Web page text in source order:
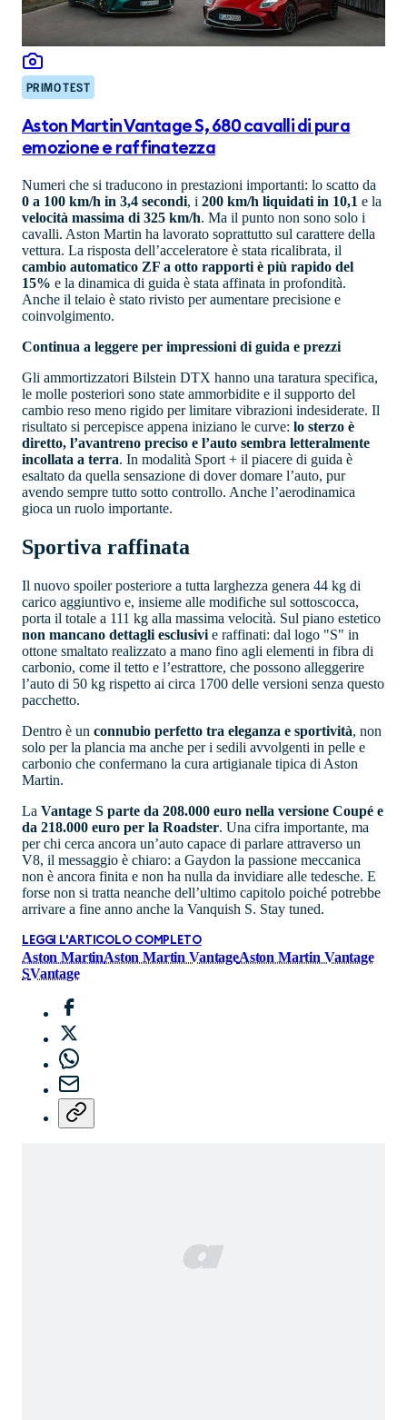
PRIMO TEST
Aston Martin Vantage S, 680 cavalli di pura
emozione e raffinatezza
Numeri che si traducono in prestazioni importanti: lo scatto da
0 a 100 km/h in 3,4 secondi, i 200 km/h liquidati in 10,1 e la
velocità massima di 325 km/h. Ma il punto non sono solo i
cavalli. Aston Martin ha lavorato soprattutto sul carattere della
vettura. La risposta dell’acceleratore è stata ricalibrata, il
cambio automatico ZF a otto rapporti è più rapido del
15% e la dinamica di guida è stata affinata in profondità.
Anche il telaio è stato rivisto per aumentare precisione e
coinvolgimento.
Continua a leggere per impressioni di guida e prezzi
Gli ammortizzatori Bilstein DTX hanno una taratura specifica,
le molle posteriori sono state ammorbidite e il supporto del
cambio reso meno rigido per limitare vibrazioni indesiderate. Il
risultato si percepisce appena iniziano le curve: lo sterzo è
diretto, l’avantreno preciso e l’auto sembra letteralmente
incollata a terra. In modalità Sport + il piacere di guida è
esaltato da quella sensazione di dover domare l’auto, pur
avendo sempre tutto sotto controllo. Anche l’aerodinamica
gioca un ruolo importante.
Sportiva raffinata
Il nuovo spoiler posteriore a tutta larghezza genera 44 kg di
carico aggiuntivo e, insieme alle modifiche sul sottoscocca,
porta il totale a 111 kg alla massima velocità. Sul piano estetico
non mancano dettagli esclusivi e raffinati: dal logo "S" in
ottone smaltato realizzato a mano fino agli elementi in fibra di
carbonio, come il tetto e l’estrattore, che possono alleggerire
l’auto di 50 kg rispetto ai circa 1700 delle versioni senza questo
pacchetto.
Dentro è un connubio perfetto tra eleganza e sportività, non
solo per la plancia ma anche per i sedili avvolgenti in pelle e
carbonio che confermano la cura artigianale tipica di Aston
Martin.
La Vantage S parte da 208.000 euro nella versione Coupé e
da 218.000 euro per la Roadster. Una cifra importante, ma
per chi cerca ancora un’auto capace di parlare attraverso un
V8, il messaggio è chiaro: a Gaydon la passione meccanica
non è ancora finita e non ha nulla da invidiare alle tedesche. E
forse non si tratta neanche dell’ultimo capitolo poiché potrebbe
arrivare a fine anno anche la Vanquish S. Stay tuned.
LEGGI L'ARTICOLO COMPLETO
Aston MartinAston Martin VantageAston Martin Vantage
SVantage